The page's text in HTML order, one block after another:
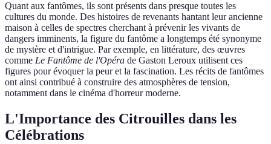
Quant aux fantômes, ils sont présents dans presque toutes les
cultures du monde. Des histoires de revenants hantant leur ancienne
maison à celles de spectres cherchant à prévenir les vivants de
dangers imminents, la figure du fantôme a longtemps été synonyme
de mystère et d'intrigue. Par exemple, en littérature, des œuvres
comme Le Fantôme de l'Opéra de Gaston Leroux utilisent ces
figures pour évoquer la peur et la fascination. Les récits de fantômes
ont ainsi contribué à construire des atmosphères de tension,
notamment dans le cinéma d'horreur moderne.
L'Importance des Citrouilles dans les
Célébrations